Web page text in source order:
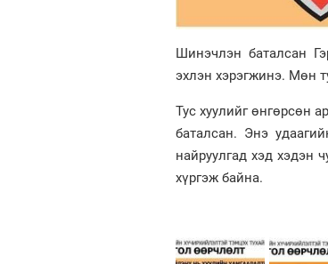
Шинэчлэн баталсан
эхлэн хэрэгжинэ. Мөн
Тус хуулийг өнгөрсөн
баталсан. Энэ
найруулгад хэд хэдэн
хүргэж байна.